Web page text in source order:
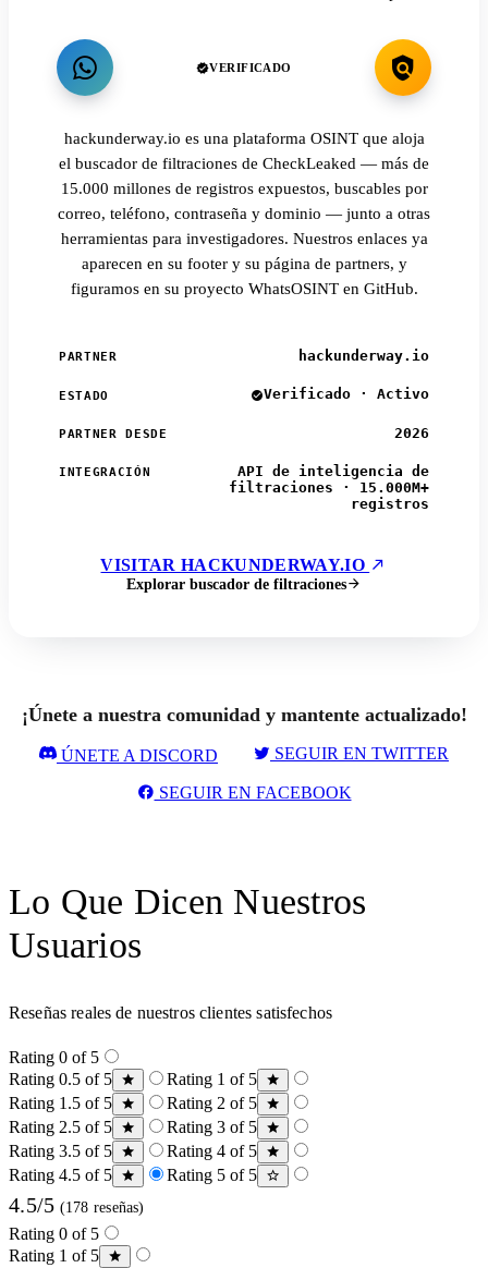
VERIFICADO
hackunderway.io es una plataforma OSINT que aloja
el buscador de filtraciones de CheckLeaked — más de
15.000 millones de registros expuestos, buscables por
correo, teléfono, contraseña y dominio — junto a otras
herramientas para investigadores. Nuestros enlaces ya
aparecen en su footer y su página de partners, y
figuramos en su proyecto WhatsOSINT en GitHub.
PARTNER hackunderway.io
ESTADO Verificado · Activo
PARTNER DESDE 2026
INTEGRACIÓN
API de inteligencia de
filtraciones · 15.000M+
registros
VISITAR HACKUNDERWAY.IO
Explorar buscador de filtraciones
¡Únete a nuestra comunidad y mantente actualizado!
ÚNETE A DISCORD SEGUIR EN TWITTER
SEGUIR EN FACEBOOK
Lo Que Dicen Nuestros
Usuarios
Reseñas reales de nuestros clientes satisfechos
Rating 0 of 5
Rating 0.5 of 5
Rating 1 of 5
Rating 1.5 of 5
Rating 2 of 5
Rating 2.5 of 5
Rating 3 of 5
Rating 3.5 of 5
Rating 4 of 5
Rating 4.5 of 5
Rating 5 of 5
4.5/5 (178 reseñas)
Rating 0 of 5
Rating 1 of 5